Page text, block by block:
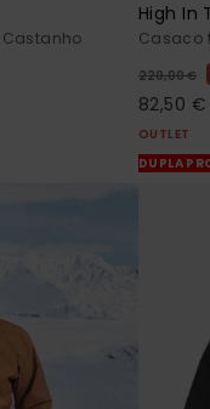
High In
Casaco
220,00 €
82,50 €
OUTLET
DUPLA